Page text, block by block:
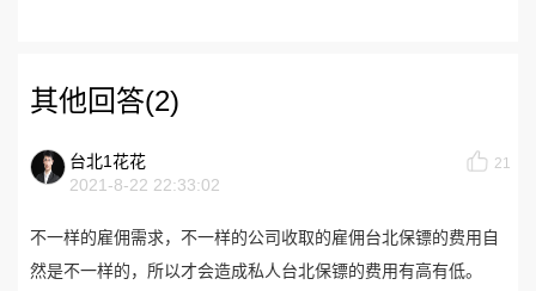
其他回答(2)
台北1花花
2021-8-22 22:33:02
21
不一样的雇佣需求，不一样的公司收取的雇佣台北保镖的费用自
然是不一样的，所以才会造成私人台北保镖的费用有高有低。